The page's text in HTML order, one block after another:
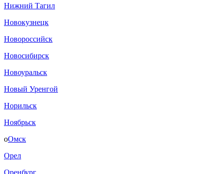
Нижний Тагил
Новокузнецк
Новороссийск
Новосибирск
Новоуральск
Новый Уренгой
Норильск
Ноябрьск
оОмск
Орел
Оренбург